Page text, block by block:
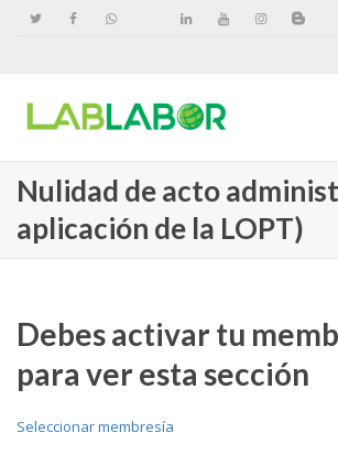
Nulidad de acto
aplicación de la LOPT)
Debes activar tu
para ver esta sección
Seleccionar membresía